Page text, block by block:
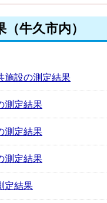
牛久市内）
施設の測定結果
測定結果
測定結果
測定結果
定結果